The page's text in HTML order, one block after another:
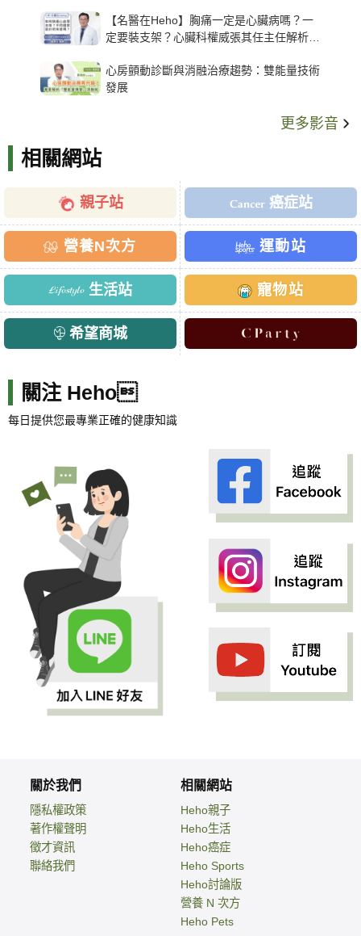
【名醫在Heho】胸痛一定是心臟病嗎？一
定要裝支架？心臟科權威張其任主任解析支
心房顫動診斷與消融治療趨勢：雙能量技術
發展
更多影音
相關網站
親子站 癌症站
營養N次方 運動站
生活站 寵物站
希望商城
關注 Heho
每日提供您最專業正確的健康知識
關於我們
隱私權政策
著作權聲明
徵才資訊
聯絡我們
相關網站
Heho親子
Heho生活
Heho癌症
Heho Sports
Heho討論版
營養 N 次方
Heho Pets